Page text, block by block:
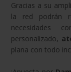
Gracias a su
la red podrán
necesidades
personalizado,
plana con todo